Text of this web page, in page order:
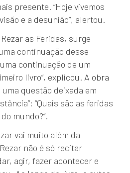
presente. “Hoje vivemos
e a desunião”, alertou.
as Feridas, surge
continuação desse
continuação de um
livro”, explicou. A obra
questão deixada em
“Quais são as feridas
mundo?”.
vai muito além da
não é só recitar
agir, fazer acontecer e